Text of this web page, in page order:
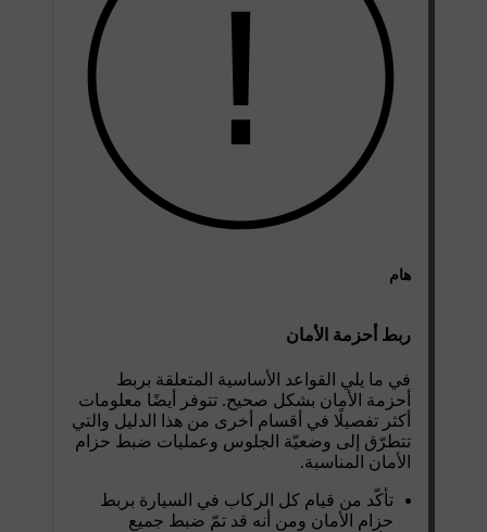
هام
ربط أحزمة الأمان
في ما يلي القواعد الأساسية المتعلقة بربط
أحزمة الأمان بشكل صحيح. تتوفر أيضًا معلومات
أكثر تفصيلًا في أقسام أخرى من هذا الدليل والتي
تتطرّق إلى وضعيّة الجلوس وعمليات ضبط حزام
الأمان المناسبة.
تأكّد من قيام كل الركاب في السيارة بربط
حزام الأمان ومن أنه قد تمّ ضبط جميع